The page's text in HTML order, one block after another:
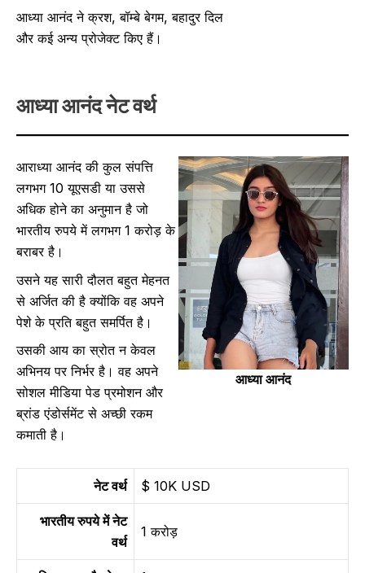
आध्या आनंद ने क्रश, बॉम्बे बेगम, बहादुर दिल
और कई अन्य प्रोजेक्ट किए हैं।
आध्या आनंद नेट वर्थ
आराध्या आनंद की कुल संपत्ति
लगभग 10 यूएसडी या उससे
अधिक होने का अनुमान है जो
भारतीय रुपये में लगभग 1 करोड़ के
बराबर है।
उसने यह सारी दौलत बहुत मेहनत
से अर्जित की है क्योंकि वह अपने
पेशे के प्रति बहुत समर्पित है।
उसकी आय का स्रोत न केवल
अभिनय पर निर्भर है। वह अपने
सोशल मीडिया पेड प्रमोशन और
ब्रांड एंडोर्समेंट से अच्छी रकम
कमाती है।
आध्या आनंद
नेट वर्थ $ 10K USD
भारतीय रुपये में नेट
वर्थ
1 करोड़